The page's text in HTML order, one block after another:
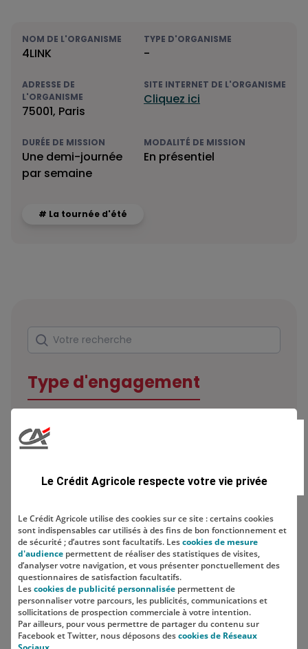
NOM DE L'ORGANISME
4LINK
TYPE D'ORGANISME
-
ADRESSE DE
L'ORGANISME
75001, Paris
SITE INTERNET DE L'ORGANISME
Cliquez ici
DURÉE DE MISSION
Une demi-journée
par semaine
MODALITÉ DE MISSION
En présentiel
# La tournée d'été
Rechercher
Votre recherche
Type d'engagement
Localisation
Le Crédit Agricole respecte votre vie privée
Le Crédit Agricole utilise des cookies sur ce site : certains cookies
sont indispensables car utilisés à des fins de bon fonctionnement et
de sécurité ; d’autres sont facultatifs. Lescookies de mesure
d'audience permettent de réaliser des statistiques de visites,
d’analyser votre navigation, et vous présenter ponctuellement des
questionnaires de satisfaction facultatifs.
Lescookies de publicité personnalisée permettent de
personnaliser votre parcours, les publicités, communications et
sollicitations de prospection commerciale à votre intention.
Par ailleurs, pour vous permettre de partager du contenu sur
Facebook et Twitter, nous déposons descookies de Réseaux